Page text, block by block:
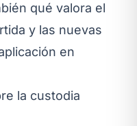
qué valora el
y las nuevas
en
la custodia